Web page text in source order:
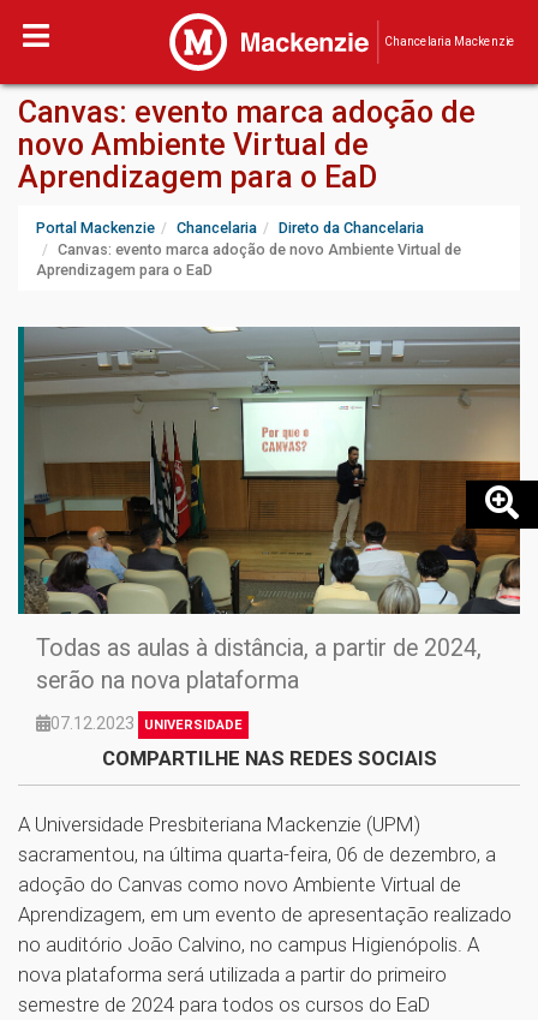
Chancelaria Mackenzie
Canvas: evento marca adoção de
novo Ambiente Virtual de
Aprendizagem para o EaD
Portal Mackenzie Chancelaria
Direto da Chancelaria
Canvas: evento marca adoção de novo Ambiente Virtual de
Aprendizagem para o EaD
Todas as aulas à distância, a partir de 2024,
serão na nova plataforma
07.12.2023 UNIVERSIDADE
COMPARTILHE NAS REDES SOCIAIS
A Universidade Presbiteriana Mackenzie (UPM)
sacramentou, na última quarta-feira, 06 de dezembro, a
adoção do Canvas como novo Ambiente Virtual de
Aprendizagem, em um evento de apresentação realizado
no auditório João Calvino, no campus Higienópolis. A
nova plataforma será utilizada a partir do primeiro
semestre de 2024 para todos os cursos do EaD